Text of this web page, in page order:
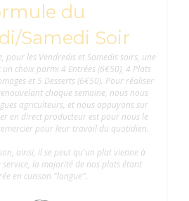
du
Samedi Soir
pour les Vendredis et Samedis soirs, une
choix parmi 4 Entrées (6€50), 4 Plats
et 5 Desserts (6€50). Pour réaliser
chaque semaine, nous nous
agriculteurs, et nous appuyons sur
en direct producteur est pour nous le
pour leur travail du quotidien.
ainsi, il se peut qu'un plat vienne à
la majorité de nos plats étant
en cuisson "longue".